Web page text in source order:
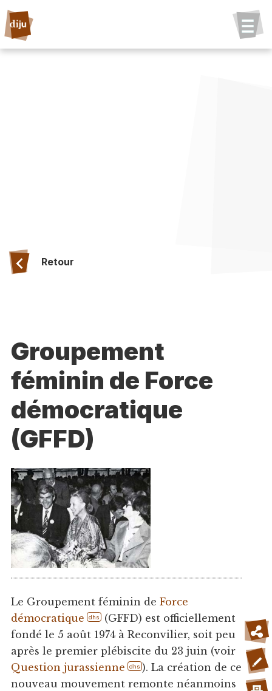
Retour
Groupement
féminin de Force
démocratique
(GFFD)
Le Groupement féminin de Force
démocratique
dhs (GFFD) est officiellement
fondé le 5 août 1974 à Reconvilier, soit peu
après le premier plébiscite du 23 juin (voir
Question jurassienne
dhs ). La création de ce
nouveau mouvement remonte néanmoins